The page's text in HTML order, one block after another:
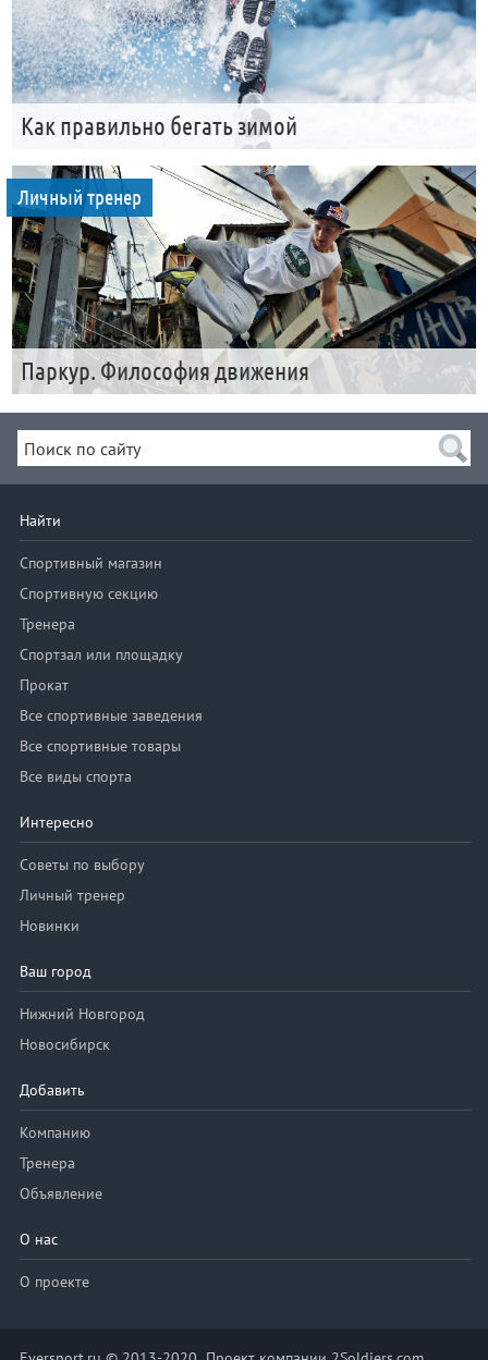
Как правильно бегать зимой
Личный тренер
Паркур. Философия движения
Найти
Спортивный магазин
Спортивную секцию
Тренера
Спортзал или площадку
Прокат
Все спортивные заведения
Все спортивные товары
Все виды спорта
Интересно
Советы по выбору
Личный тренер
Новинки
Ваш город
Нижний Новгород
Новосибирск
Добавить
Компанию
Тренера
Объявление
О нас
О проекте